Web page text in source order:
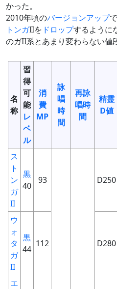
かった。
2010年頃のバージョンアップで
トンガIIを ドロップするように
のガII系とあまり変わらない値
名
称
習
得
可
能
レ
ベ
ル
消
費
MP
詠
唱
時
間
再詠
唱時
間
精霊
D値
ス
ト
ン
ガ
II
黒
40
93 D250
ウ
ォ
タ
ガ
II
黒
44
112 D280
エ